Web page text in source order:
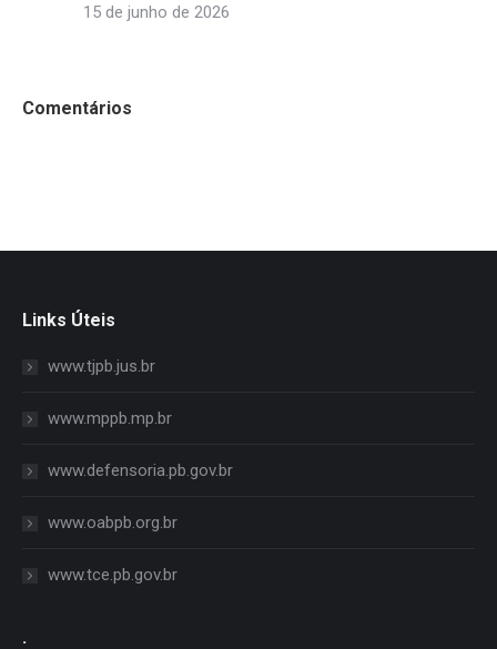
15 de junho de 2026
Comentários
Links Úteis
www.tjpb.jus.br
www.mppb.mp.br
www.defensoria.pb.gov.br
www.oabpb.org.br
www.tce.pb.gov.br
.